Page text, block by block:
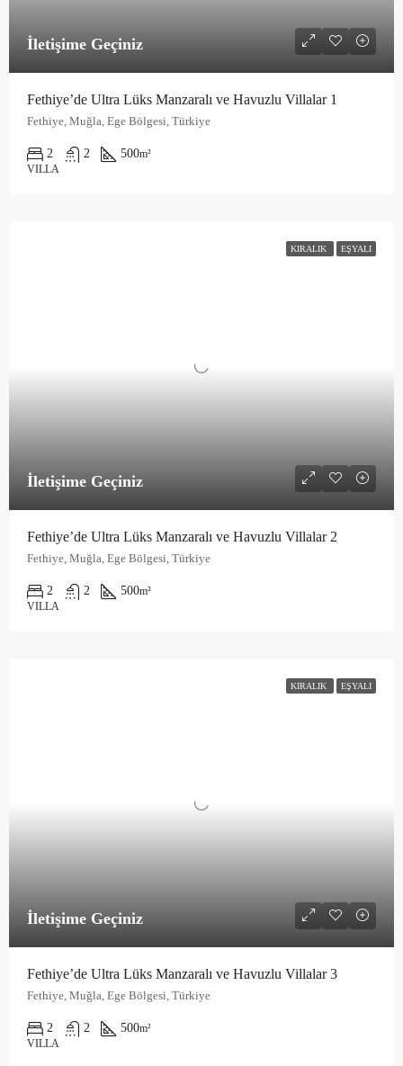
İletişime Geçiniz
Fethiye’de Ultra Lüks Manzaralı ve Havuzlu Villalar 1
Fethiye, Muğla, Ege Bölgesi, Türkiye
2 2 500m²
VILLA
KIRALIK EŞYALI
İletişime Geçiniz
Fethiye’de Ultra Lüks Manzaralı ve Havuzlu Villalar 2
Fethiye, Muğla, Ege Bölgesi, Türkiye
2 2 500m²
VILLA
KIRALIK EŞYALI
İletişime Geçiniz
Fethiye’de Ultra Lüks Manzaralı ve Havuzlu Villalar 3
Fethiye, Muğla, Ege Bölgesi, Türkiye
2 2 500m²
VILLA